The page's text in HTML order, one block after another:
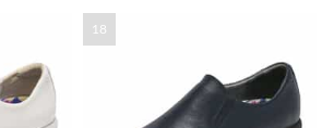
18